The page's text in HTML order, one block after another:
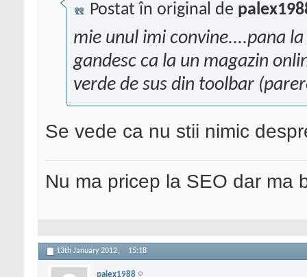
Postat în original de
mie unul imi convine....pana
gandesc ca la un magazin
verde de sus din toolbar
Se vede ca nu stii nimic
Nu ma pricep la SEO dar ma
13th January 2012, 15:18
palex1988